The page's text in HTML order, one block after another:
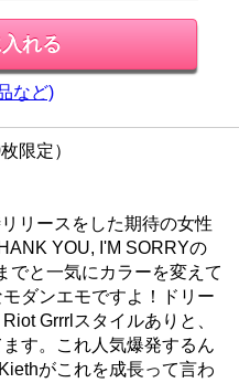
など)
限定）
リースをした期待の女性
YOU, I'M SORRYの
でと一気にカラーを変えて
ダンエモですよ！ドリー
Grrrlスタイルありと、
す。これ人気爆発するん
がこれを成長って言わ